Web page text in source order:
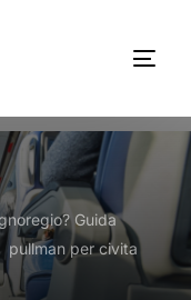
Guida
pullman per civita